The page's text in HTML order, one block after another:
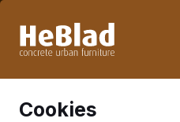
Woche 33 nicht. Bitte
Cookies